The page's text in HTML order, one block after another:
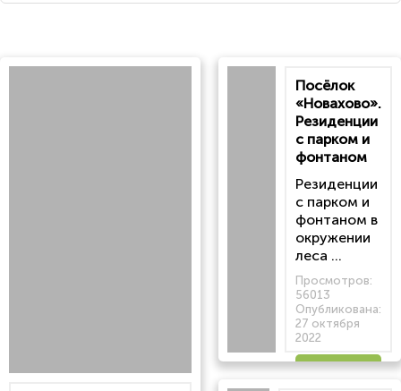
Посёлок
«Новахово».
Резиденции
с парком и
фонтаном
Резиденции
с парком и
фонтаном в
окружении
леса ...
Просмотров:
56013
Опубликована:
27 октября
2022